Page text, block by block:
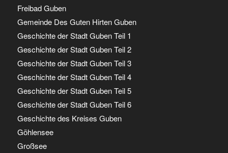
Freibad Guben
Gemeinde Des Guten Hirten Guben
Geschichte der Stadt Guben Teil 1
Geschichte der Stadt Guben Teil 2
Geschichte der Stadt Guben Teil 3
Geschichte der Stadt Guben Teil 4
Geschichte der Stadt Guben Teil 5
Geschichte der Stadt Guben Teil 6
Geschichte des Kreises Guben
Göhlensee
Großsee